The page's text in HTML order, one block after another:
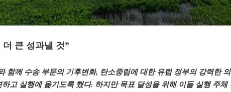
큰 성과낼 것”
함께 수송 부문의 기후변화, 탄소중립에 대한 유럽 정부의 강력한
고 실행에 옮기도록 했다. 하지만 목표 달성을 위해 이들 실행 주